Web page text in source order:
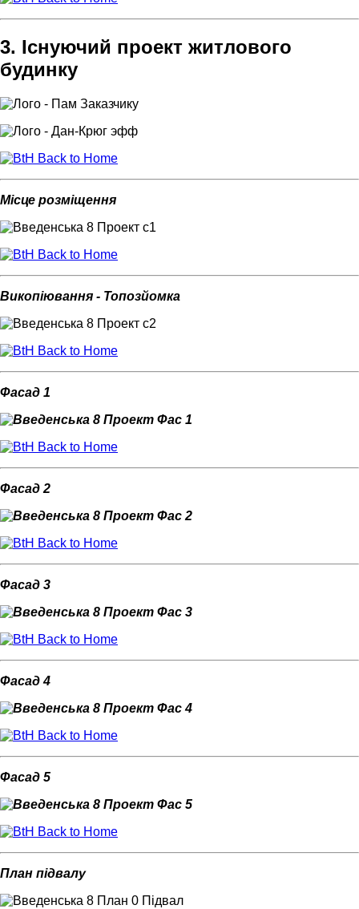
3. Існуючий проект житлового
будинку
Back to Home
Місце розміщення
Back to Home
Викопіювання - Топозйомка
Back to Home
Фасад 1
Back to Home
Фасад 2
Back to Home
Фасад 3
Back to Home
Фасад 4
Back to Home
Фасад 5
Back to Home
План підвалу